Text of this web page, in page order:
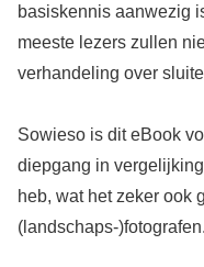
basiskennis aanwezig
meeste lezers zullen
verhandeling over
Sowieso is dit eBook
diepgang in
heb, wat het zeker ook
(landschaps-)fotografen.